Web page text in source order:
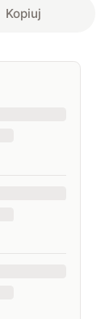
Kopiuj